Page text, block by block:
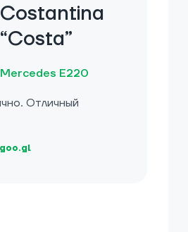
Costantina
“Costa”
Mercedes E220
Отличный